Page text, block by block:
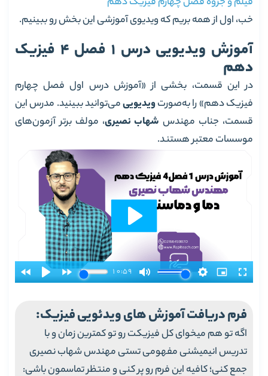
خب، اول از همه بریم که ویدیوی آموزشی این بخش رو ببینیم.
آموزش ویدیویی درس 1 فصل 4 فیزیک
دهم
در این قسمت، بخشی از «آموزش درس اول فصل چهارم
فیزیک دهم» را به‌صورتویدیوییمی‌توانید ببینید. مدرس این
قسمت، جناب مهندس شهاب نصیری، مولف برتر آزمون‌های
موسسات معتبر هستند.
فرم دریافت آموزش های ویدئویی فیزیک:
اگه تو هم میخوای کل فیزیکت رو تو کمترین زمان و با
تدریس انیمیشنی مفهومی تستی مهندس شهاب نصیری
جمع کنی؛ کافیه این فرم رو پر کنی و منتظر تماسمون باشی: